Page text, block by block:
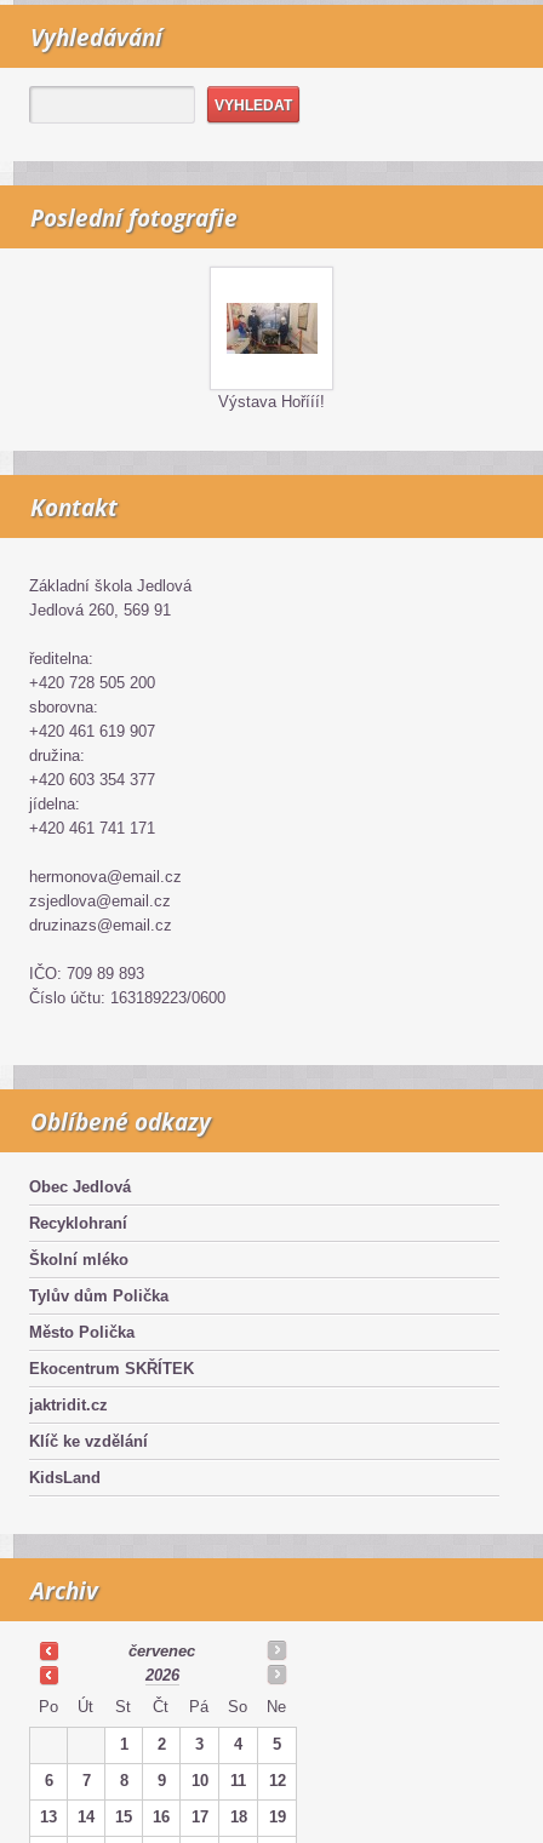
Vyhledávání
Poslední fotografie
Výstava Hořííí!
Kontakt
Základní škola Jedlová
Jedlová 260, 569 91
ředitelna:
+420 728 505 200
sborovna:
+420 461 619 907
družina:
+420 603 354 377
jídelna:
+420 461 741 171
hermonova@email.cz
zsjedlova@email.cz
druzinazs@email.cz
IČO: 709 89 893
Číslo účtu: 163189223/0600
Oblíbené odkazy
Obec Jedlová
Recyklohraní
Školní mléko
Tylův dům Polička
Město Polička
Ekocentrum SKŘÍTEK
jaktridit.cz
Klíč ke vzdělání
KidsLand
Archiv
červenec
2026
Po
Út St Čt Pá So Ne
1 2 3 4
5
6
7 8 9 10 11
12
13
14 15 16 17 18 19